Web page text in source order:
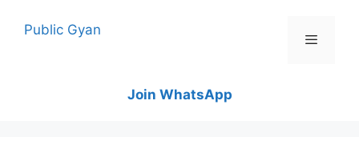
Public Gyan
Join WhatsApp